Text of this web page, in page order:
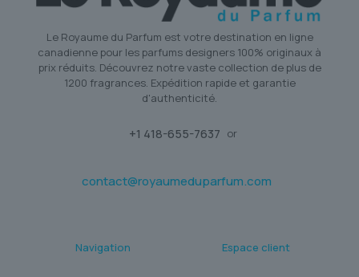
Le Royaume du Parfum est votre destination en ligne
canadienne pour les parfums designers 100% originaux à
prix réduits. Découvrez notre vaste collection de plus de
1200 fragrances. Expédition rapide et garantie
d'authenticité.
+1 418-655-7637 or
contact@royaumeduparfum.com
Navigation Espace client